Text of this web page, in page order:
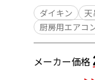
ダイキン 天
厨房用エアコ
メーカー価格